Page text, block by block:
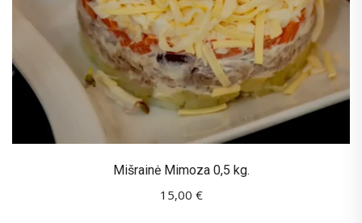
Mišrainė Mimoza 0,5 kg.
15,00 €